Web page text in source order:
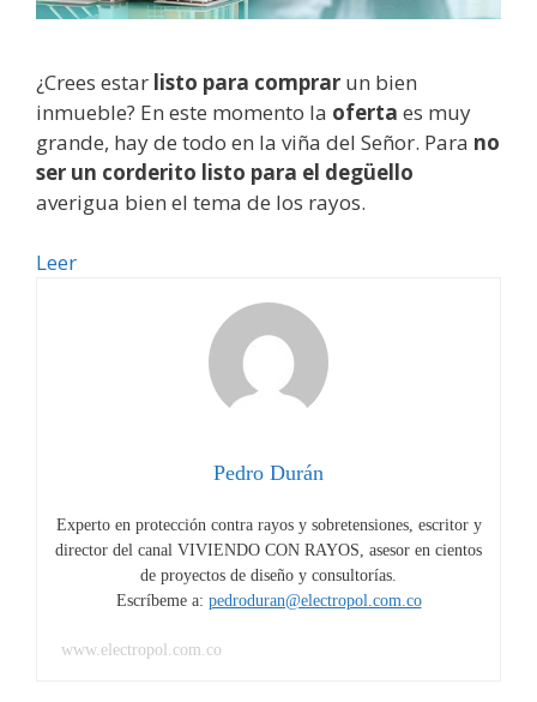
¿Crees estar listo para comprar un bien
inmueble? En este momento la oferta es muy
grande, hay de todo en la viña del Señor. Para no
ser un corderito listo para el degüello
averigua bien el tema de los rayos.
LeerEdificio
antes
de
comprar
bien
Pedro Durán
Experto en protección contra rayos y sobretensiones, escritor y
director del canal VIVIENDO CON RAYOS, asesor en cientos
de proyectos de diseño y consultorías.
Escríbeme a: pedroduran@electropol.com.co
www.electropol.com.co